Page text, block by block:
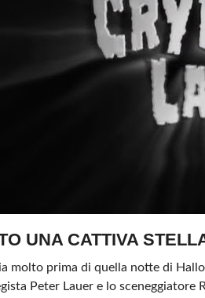
UNA CATTIVA
molto prima di quella notte di
Peter Lauer e lo